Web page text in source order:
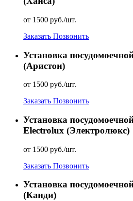
от 1500 руб./шт.
Заказать Позвонить
Установка
(Аристон)
от 1500 руб./шт.
Заказать Позвонить
Установка
Electrolux (Электролюкс)
от 1500 руб./шт.
Заказать Позвонить
Установка
(Канди)